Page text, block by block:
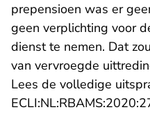
prepensioen was er
geen verplichting voor
dienst te nemen. Dat
van vervroegde
Lees de volledige